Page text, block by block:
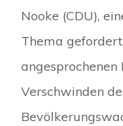
Nooke (CDU),
Thema
Verschwinden